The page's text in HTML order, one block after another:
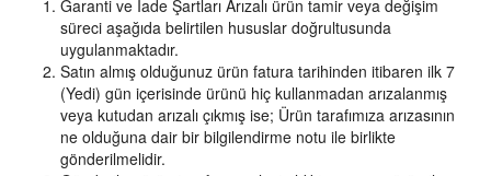
Garanti ve İade Şartları Arızalı ürün tamir veya değişim
süreci aşağıda belirtilen hususlar doğrultusunda
uygulanmaktadır.
Satın almış olduğunuz ürün fatura tarihinden itibaren ilk 7
(Yedi) gün içerisinde ürünü hiç kullanmadan arızalanmış
veya kutudan arızalı çıkmış ise; Ürün tarafımıza arızasının
ne olduğuna dair bir bilgilendirme notu ile birlikte
gönderilmelidir.